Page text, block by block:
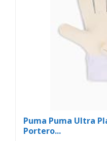
Puma Puma Ultra
Portero...